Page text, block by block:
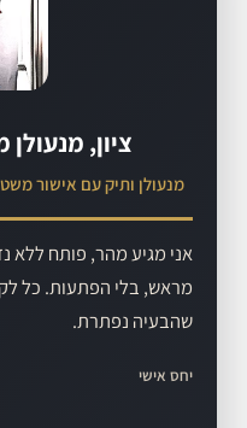
ציון,
מנעולן ותיק עם אישור
אני מגיע מהר, פותח ללא
מראש, בלי הפתעות. כל
שהבעיה נפתרת.
יחס אישי